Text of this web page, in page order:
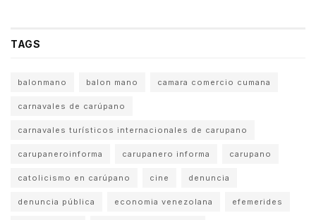
TAGS
balonmano balon mano camara comercio cumana
carnavales de carúpano
carnavales turísticos internacionales de carupano
carupaneroinforma carupanero informa carupano
catolicismo en carúpano cine denuncia
denuncia pública economia venezolana efemerides